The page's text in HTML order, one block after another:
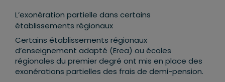
L’exonération partielle dans certains
établissements régionaux
Certains établissements régionaux
d’enseignement adapté (Erea) ou écoles
régionales du premier degré ont mis en place des
exonérations partielles des frais de demi-pension.